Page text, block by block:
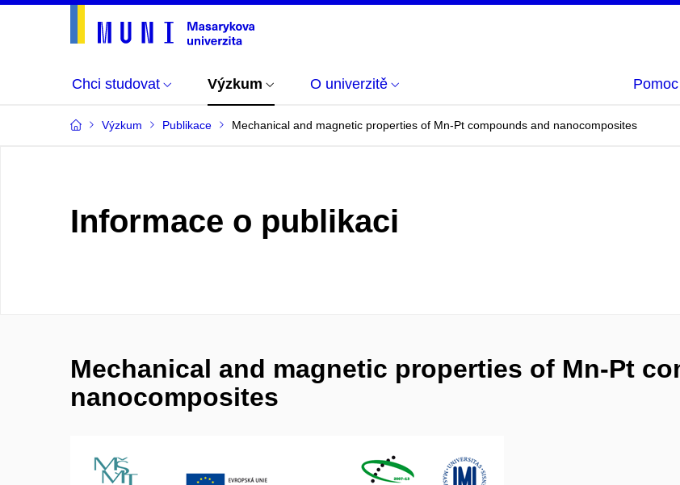
Chci studovat Výzkum O univerzitě
Výzkum Publikace Mechanical and magnetic properties of Mn-Pt compounds and nanocomposites
Informace o publikaci
Mechanical and magnetic properties of Mn-Pt
nanocomposites